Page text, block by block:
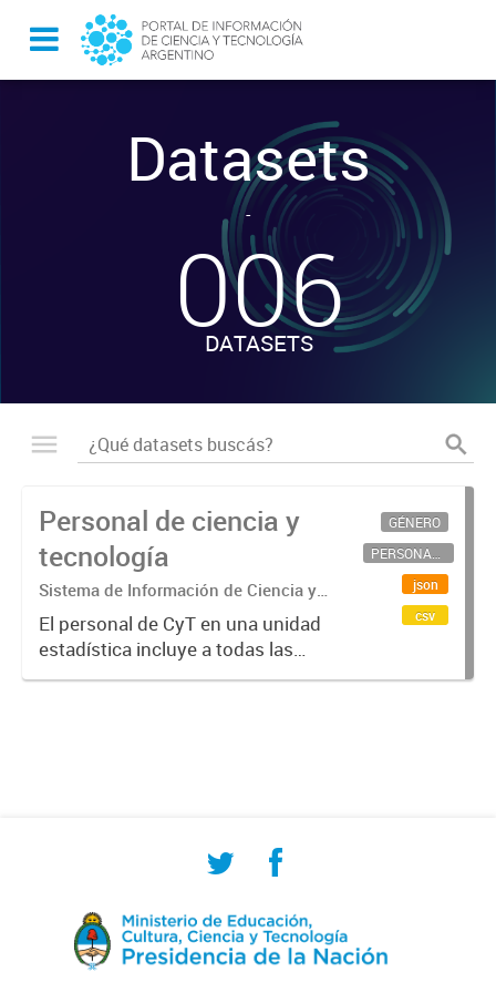
Datasets
-
006
DATASETS
Personal de ciencia y
tecnología
Sistema de Información de Ciencia y
Tecnología Argentino (SICYTAR)
El personal de CyT en una unidad
estadística incluye a todas las
personas involucradas
GÉNERO
PERSONAL CIENTÍFICO-TECNOLÓGICO
json
csv